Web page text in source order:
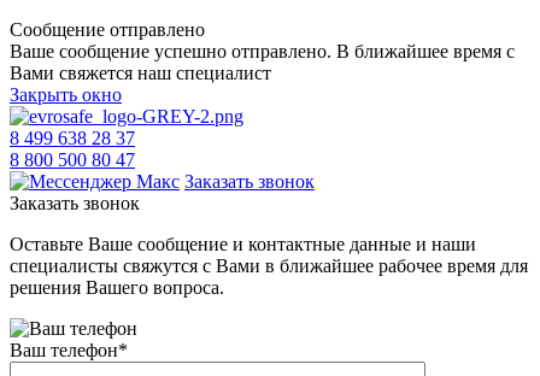
Сообщение отправлено
Ваше сообщение успешно отправлено. В ближайшее время с
Вами свяжется наш специалист
Закрыть окно
8 499 638 28 37
8 800 500 80 47
Заказать звонок
Заказать звонок
Оставьте Ваше сообщение и контактные данные и наши
специалисты свяжутся с Вами в ближайшее рабочее время для
решения Вашего вопроса.
Ваш телефон*